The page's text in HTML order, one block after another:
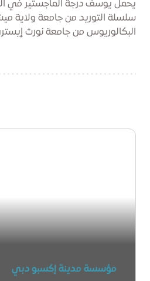
يحمل يوسف درجة الماجستير في
سلسلة التوريد من جامعة ولاية
البكالوريوس من جامعة نورث
مؤسسة مدينة إكسبو دبي